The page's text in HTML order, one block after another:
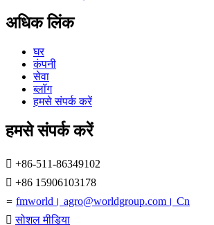
अधिक लिंक
घर
कंपनी
सेवा
ब्लॉग
हमसे संपर्क करें
हमसे संपर्क करें
 +86-511-86349102
 +86 15906103178
= fmworld। agro@worldgroup.com। Cn
सोशल मीडिया